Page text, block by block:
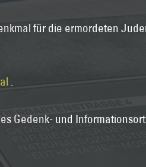
für die ermordeten
.
Gedenk- und